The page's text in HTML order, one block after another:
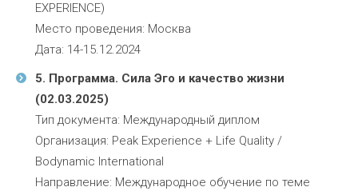
EXPERIENCE)
Место проведения: Москва
Дата: 14-15.12.2024
5. Программа. Сила Эго и качество жизни
(02.03.2025)
Тип документа: Международный диплом
Организация: Peak Experience + Life Quality /
Bodynamic International
Направление: Международное обучение по теме